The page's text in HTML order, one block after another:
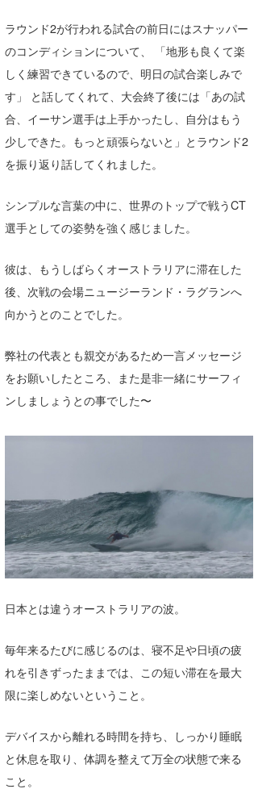
ラウンド2が行われる試合の前日にはスナッパー
のコンディションについて、 「地形も良くて楽
しく練習できているので、明日の試合楽しみで
す」 と話してくれて、大会終了後には「あの試
合、イーサン選手は上手かったし、自分はもう
少しできた。もっと頑張らないと」とラウンド2
を振り返り話してくれました。
シンプルな言葉の中に、世界のトップで戦うCT
選手としての姿勢を強く感じました。
彼は、もうしばらくオーストラリアに滞在した
後、次戦の会場ニュージーランド・ラグランへ
向かうとのことでした。
弊社の代表とも親交があるため一言メッセージ
をお願いしたところ、また是非一緒にサーフィ
ンしましょうとの事でした〜
日本とは違うオーストラリアの波。
毎年来るたびに感じるのは、寝不足や日頃の疲
れを引きずったままでは、この短い滞在を最大
限に楽しめないということ。
デバイスから離れる時間を持ち、しっかり睡眠
と休息を取り、体調を整えて万全の状態で来る
こと。